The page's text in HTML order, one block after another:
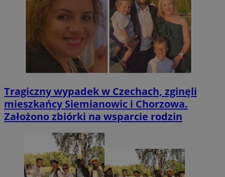
Tragiczny wypadek w Czechach, zginęli
mieszkańcy Siemianowic i Chorzowa.
Założono zbiórki na wsparcie rodzin